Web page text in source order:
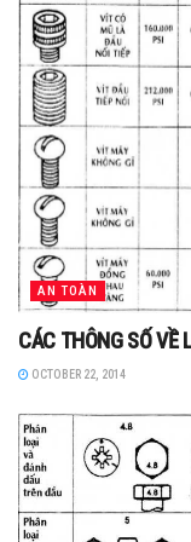
AN TOÀN
CÁC THÔNG SỐ
OCTOBER 22, 2014